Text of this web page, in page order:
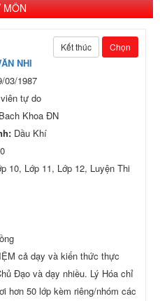
MÔN
Kết thúc Chọn
NHI
03/1987
tự do
Khoa ĐN
Dầu Khí
10, Lớp 11, Lớp 12, Luyện Thi
cả dạy và kiến thức thực
Đạo và dạy nhiều. Lý Hóa chỉ
hơn 50 lớp kèm riêng/nhóm các